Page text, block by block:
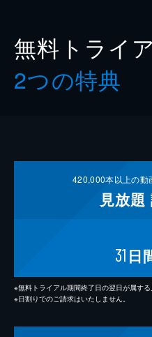
無料トライ
2つの特典
420,000本以上の動
見放題
31 日
※無料トライアル期間終了日の翌日が属する
※日割りでのご請求はいたしません。